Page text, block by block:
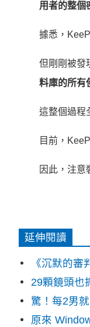
用者的整個
據悉，
但剛剛被發
料庫的所有
這整個過程
目前，
因此，注意
延伸閱讀
《沉默的
29顆鏡頭也
驚！每2男
原來